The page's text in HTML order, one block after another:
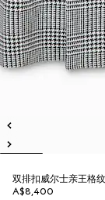
双排扣威尔士亲王格
A$8,400